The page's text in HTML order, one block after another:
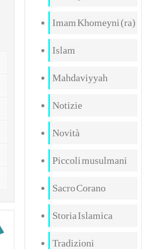
Imam Khomeyni (ra)
Islam
Mahdaviyyah
Notizie
Novità
Piccoli musulmani
Sacro Corano
Storia Islamica
Tradizioni